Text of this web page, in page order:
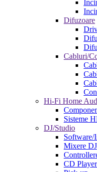
Difuzoare
Cabluri/
Hi-Fi Home
Sisteme
DJ/Studio
Software/
Mixere DJ
CD